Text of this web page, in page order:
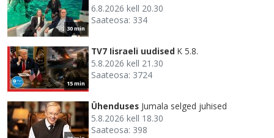
30 min
6.8.2026 kell 20.30
Saateosa: 334
15 min
TV7 Iisraeli uudised K 5.8.
5.8.2026 kell 21.30
Saateosa: 3724
Ühenduses Jumala selged juhised
5.8.2026 kell 18.30
Saateosa: 398